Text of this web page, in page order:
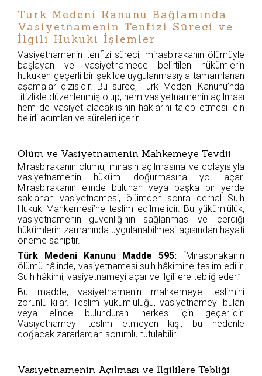
Türk Medeni Kanunu Bağlamında
Vasiyetnamenin Tenfizi Süreci ve
İlgili Hukuki İşlemler
Vasiyetnamenin tenfizi süreci, mirasbırakanın ölümüyle
başlayan ve vasiyetnamede belirtilen hükümlerin
hukuken geçerli bir şekilde uygulanmasıyla tamamlanan
aşamalar dizisidir. Bu süreç, Türk Medeni Kanunu’nda
titizlikle düzenlenmiş olup, hem vasiyetnamenin açılması
hem de vasiyet alacaklısının haklarını talep etmesi için
belirli adımları ve süreleri içerir.
Ölüm ve Vasiyetnamenin Mahkemeye Tevdii
Mirasbırakanın ölümü, mirasın açılmasına ve dolayısıyla
vasiyetnamenin hüküm doğurmasına yol açar.
Mirasbırakanın elinde bulunan veya başka bir yerde
saklanan vasiyetnamesi, ölümden sonra derhal Sulh
Hukuk Mahkemesi’ne teslim edilmelidir. Bu yükümlülük,
vasiyetnamenin güvenliğinin sağlanması ve içerdiği
hükümlerin zamanında uygulanabilmesi açısından hayati
öneme sahiptir.
Türk Medeni Kanunu Madde 595: “Mirasbırakanın
ölümü hâlinde, vasiyetnamesi sulh hâkimine teslim edilir.
Sulh hâkimi, vasiyetnameyi açar ve ilgililere tebliğ eder.”
Bu madde, vasiyetnamenin mahkemeye teslimini
zorunlu kılar. Teslim yükümlülüğü, vasiyetnameyi bulan
veya elinde bulunduran herkes için geçerlidir.
Vasiyetnameyi teslim etmeyen kişi, bu nedenle
doğacak zararlardan sorumlu tutulabilir.
Vasiyetnamenin Açılması ve İlgililere Tebliği